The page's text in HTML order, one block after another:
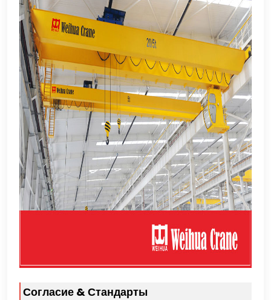
Согласие & Стандарты